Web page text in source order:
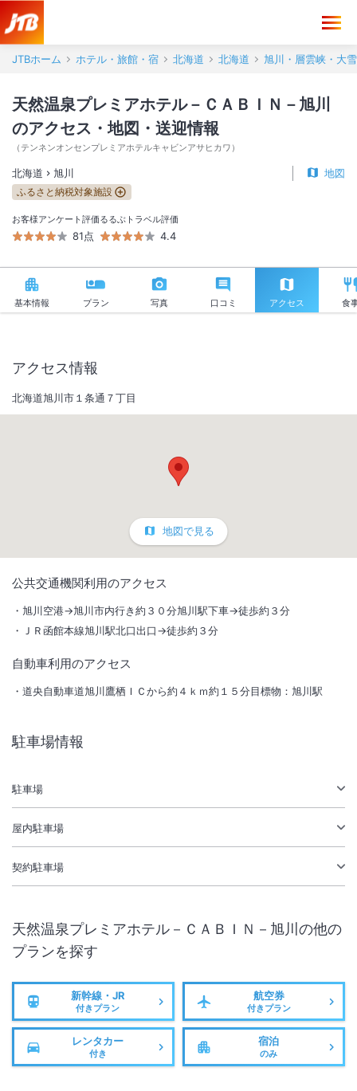
JTBホーム ホテル・旅館・宿 北海道 北海道 旭川・層雲峡・大
天然温泉プレミアホテル－ＣＡＢＩＮ－旭川
のアクセス・地図・送迎情報
（テンネンオンセンプレミアホテルキャビンアサヒカワ ）
北海道 旭川 地図
ふるさと納税対象施設
お客様アンケート評価
81点
るるぶトラベル評価
4.4
基本情報 プラン 写真 口コミ アクセス 食
内最多の客室数３５５室はビジネス、観光とあらゆるシーンに対応した
施設からのお知らせ
アクセス情報
北海道旭川市１条通７丁目
地図で見る
公共交通機関利用のアクセス
旭川空港→旭川市内行き約３０分旭川駅下車→徒歩約３分
ＪＲ函館本線旭川駅北口出口→徒歩約３分
自動車利用のアクセス
道央自動車道旭川鷹栖ＩＣから約４ｋｍ約１５分目標物：旭川駅
駐車場情報
駐車場
屋内駐車場
契約駐車場
天然温泉プレミアホテル－ＣＡＢＩＮ－旭川 の他の
プランを探す
新幹線・JR
付きプラン
航空券
付きプラン
レンタカー
付き
宿泊
のみ